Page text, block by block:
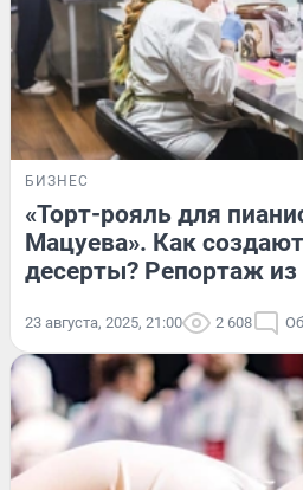
БИЗНЕС
«Торт-рояль для
Мацуева». Как
десерты? Репортаж из
23 августа, 2025, 21:00 2 608